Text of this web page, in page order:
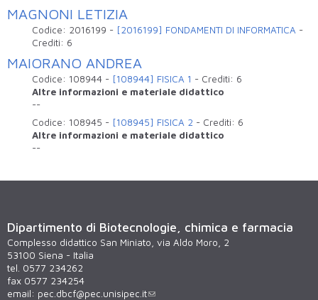
MAGNONI LETIZIA
Codice: 2016199 - [2016199] FONDAMENTI DI INFORMATICA -
Crediti: 6
MAIORANO ANDREA
Codice: 108944 - [108944] FISICA 1 - Crediti: 6
Altre informazioni e materiale didattico
--
Codice: 108945 - [108945] FISICA 2 - Crediti: 6
Altre informazioni e materiale didattico
--
Dipartimento di Biotecnologie, chimica e farmacia
Complesso didattico San Miniato, via Aldo Moro, 2
53100 Siena - Italia
tel. 0577 234262
fax 0577 234254
email: pec.dbcf@pec.unisipec.it